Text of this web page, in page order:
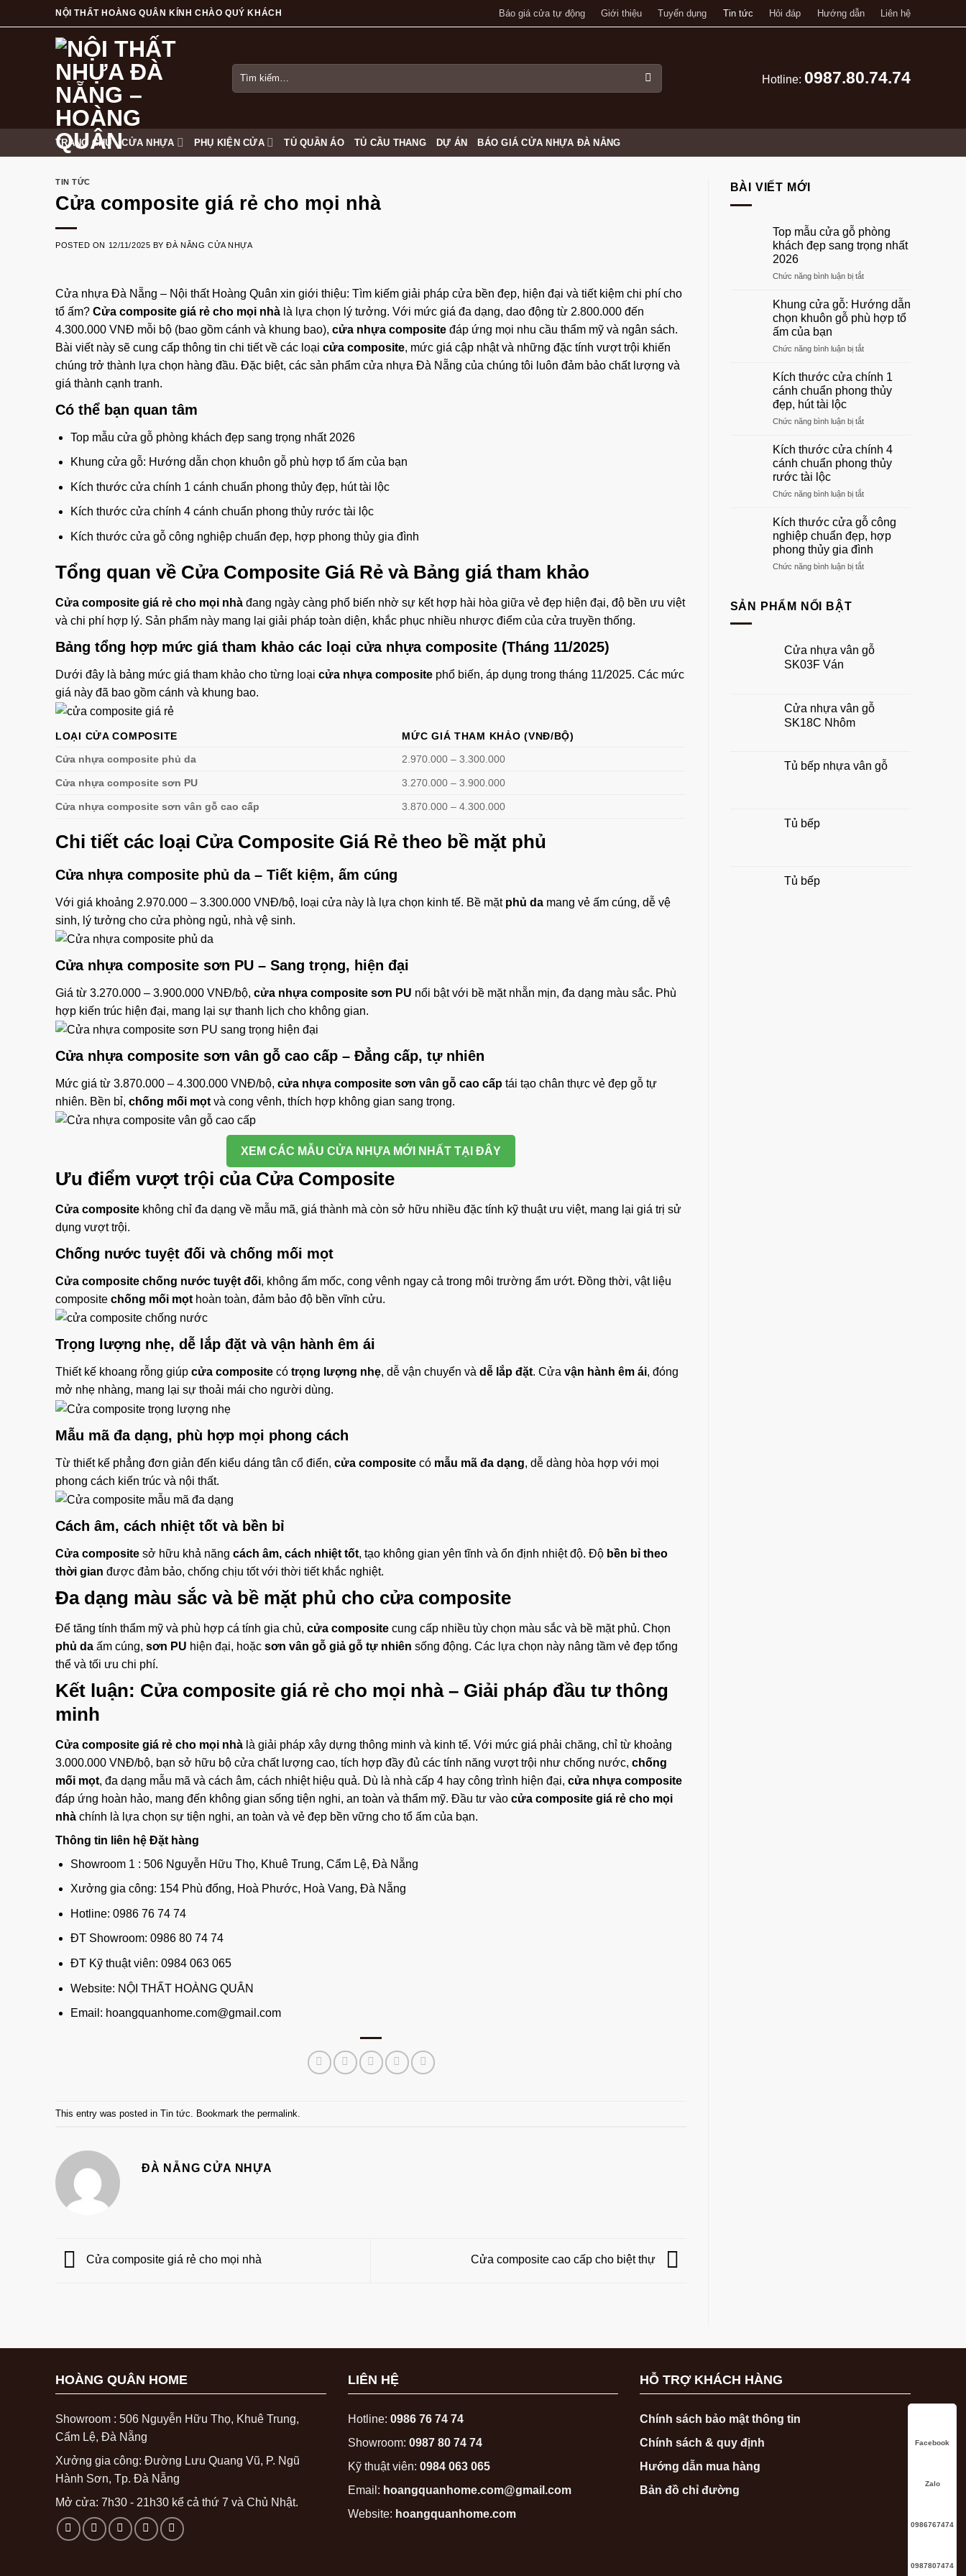
to
NỘI THẤT HOÀNG QUÂN KÍNH CHÀO QUÝ KHÁCH Báo giá cửa tự động Giới thiệu Tuyển dụng Tin tức Hỏi đáp Hướng dẫn Liên hệ
Tìm
kiếm:
Hotline: 0987.80.74.74
TRANG CHỦ CỬA NHỰA PHỤ KIỆN CỬA TỦ QUẦN ÁO TỦ CẦU THANG DỰ ÁN BÁO GIÁ CỬA NHỰA ĐÀ NẴNG
TIN TỨC
Cửa composite giá rẻ cho mọi nhà
POSTED ON 12/11/2025 BYĐÀ NẴNG CỬA NHỰA
Cửa nhựa Đà Nẵng – Nội thất Hoàng Quân xin giới thiệu: Tìm kiếm giải pháp cửa bền đẹp, hiện đại và tiết kiệm chi phí cho
tổ ấm? Cửa composite giá rẻ cho mọi nhà là lựa chọn lý tưởng. Với mức giá đa dạng, dao động từ 2.800.000 đến
4.300.000 VNĐ mỗi bộ (bao gồm cánh và khung bao), cửa nhựa composite đáp ứng mọi nhu cầu thẩm mỹ và ngân sách.
Bài viết này sẽ cung cấp thông tin chi tiết về các loại cửa composite, mức giá cập nhật và những đặc tính vượt trội khiến
chúng trở thành lựa chọn hàng đầu. Đặc biệt, các sản phẩm cửa nhựa Đà Nẵng của chúng tôi luôn đảm bảo chất lượng và
giá thành cạnh tranh.
Có thể bạn quan tâm
Top mẫu cửa gỗ phòng khách đẹp sang trọng nhất 2026
Khung cửa gỗ: Hướng dẫn chọn khuôn gỗ phù hợp tổ ấm của bạn
Kích thước cửa chính 1 cánh chuẩn phong thủy đẹp, hút tài lộc
Kích thước cửa chính 4 cánh chuẩn phong thủy rước tài lộc
Kích thước cửa gỗ công nghiệp chuẩn đẹp, hợp phong thủy gia đình
Tổng quan về Cửa Composite Giá Rẻ và Bảng giá tham khảo
Cửa composite giá rẻ cho mọi nhà đang ngày càng phổ biến nhờ sự kết hợp hài hòa giữa vẻ đẹp hiện đại, độ bền ưu việt
và chi phí hợp lý. Sản phẩm này mang lại giải pháp toàn diện, khắc phục nhiều nhược điểm của cửa truyền thống.
Bảng tổng hợp mức giá tham khảo các loại cửa nhựa composite (Tháng 11/2025)
Dưới đây là bảng mức giá tham khảo cho từng loại cửa nhựa composite phổ biến, áp dụng trong tháng 11/2025. Các mức
giá này đã bao gồm cánh và khung bao.
LOẠI CỬA COMPOSITE
MỨC GIÁ THAM KHẢO (VNĐ/BỘ)
Cửa nhựa composite phủ da
2.970.000 – 3.300.000
Cửa nhựa composite sơn PU 3.270.000 – 3.900.000
Cửa nhựa composite sơn vân gỗ cao cấp 3.870.000 – 4.300.000
Chi tiết các loại Cửa Composite Giá Rẻ theo bề mặt phủ
Cửa nhựa composite phủ da– Tiết kiệm, ấm cúng
Với giá khoảng 2.970.000 – 3.300.000 VNĐ/bộ, loại cửa này là lựa chọn kinh tế. Bề mặt phủ da mang vẻ ấm cúng, dễ vệ
sinh, lý tưởng cho cửa phòng ngủ, nhà vệ sinh.
Cửa nhựa composite sơn PU – Sang trọng, hiện đại
Giá từ 3.270.000 – 3.900.000 VNĐ/bộ, cửa nhựa composite sơn PU nổi bật với bề mặt nhẵn mịn, đa dạng màu sắc. Phù
hợp kiến trúc hiện đại, mang lại sự thanh lịch cho không gian.
Cửa nhựa composite sơn vân gỗ cao cấp – Đẳng cấp, tự nhiên
Mức giá từ 3.870.000 – 4.300.000 VNĐ/bộ, cửa nhựa composite sơn vân gỗ cao cấp tái tạo chân thực vẻ đẹp gỗ tự
nhiên. Bền bỉ, chống mối mọt và cong vênh, thích hợp không gian sang trọng.
XEM CÁC MẪU CỬA NHỰA MỚI NHẤT TẠI ĐÂY
Ưu điểm vượt trội của Cửa Composite
Cửa composite không chỉ đa dạng về mẫu mã, giá thành mà còn sở hữu nhiều đặc tính kỹ thuật ưu việt, mang lại giá trị sử
dụng vượt trội.
Chống nước tuyệt đối và chống mối mọt
Cửa composite chống nước tuyệt đối, không ẩm mốc, cong vênh ngay cả trong môi trường ẩm ướt. Đồng thời, vật liệu
composite chống mối mọt hoàn toàn, đảm bảo độ bền vĩnh cửu.
Trọng lượng nhẹ, dễ lắp đặt và vận hành êm ái
Thiết kế khoang rỗng giúp cửa composite có trọng lượng nhẹ, dễ vận chuyển và dễ lắp đặt. Cửa vận hành êm ái, đóng
mở nhẹ nhàng, mang lại sự thoải mái cho người dùng.
Mẫu mã đa dạng, phù hợp mọi phong cách
Từ thiết kế phẳng đơn giản đến kiểu dáng tân cổ điển, cửa composite có mẫu mã đa dạng, dễ dàng hòa hợp với mọi
phong cách kiến trúc và nội thất.
Cách âm, cách nhiệt tốt và bền bỉ
Cửa composite sở hữu khả năng cách âm, cách nhiệt tốt, tạo không gian yên tĩnh và ổn định nhiệt độ. Độ bền bỉ theo
thời gian được đảm bảo, chống chịu tốt với thời tiết khắc nghiệt.
Đa dạng màu sắc và bề mặt phủ cho cửa composite
Để tăng tính thẩm mỹ và phù hợp cá tính gia chủ, cửa composite cung cấp nhiều tùy chọn màu sắc và bề mặt phủ. Chọn
phủ da ấm cúng, sơn PU hiện đại, hoặc sơn vân gỗ giả gỗ tự nhiên sống động. Các lựa chọn này nâng tầm vẻ đẹp tổng
thể và tối ưu chi phí.
Kết luận: Cửa composite giá rẻ cho mọi nhà– Giải pháp đầu tư thông
minh
Cửa composite giá rẻ cho mọi nhà là giải pháp xây dựng thông minh và kinh tế. Với mức giá phải chăng, chỉ từ khoảng
3.000.000 VNĐ/bộ, bạn sở hữu bộ cửa chất lượng cao, tích hợp đầy đủ các tính năng vượt trội như chống nước, chống
mối mọt, đa dạng mẫu mã và cách âm, cách nhiệt hiệu quả. Dù là nhà cấp 4 hay công trình hiện đại, cửa nhựa composite
đáp ứng hoàn hảo, mang đến không gian sống tiện nghi, an toàn và thẩm mỹ. Đầu tư vào cửa composite giá rẻ cho mọi
nhà chính là lựa chọn sự tiện nghi, an toàn và vẻ đẹp bền vững cho tổ ấm của bạn.
Thông tin liên hệ Đặt hàng
Showroom 1 : 506 Nguyễn Hữu Thọ, Khuê Trung, Cẩm Lệ, Đà Nẵng
Xưởng gia công: 154 Phù đổng, Hoà Phước, Hoà Vang, Đà Nẵng
Hotline: 0986 76 74 74
ĐT Showroom: 0986 80 74 74
ĐT Kỹ thuật viên: 0984 063 065
Website: NỘI THẤT HOÀNG QUÂN
Email: hoangquanhome.com@gmail.com
This entry was posted in Tin tức . Bookmark the permalink
ĐÀ NẴNG CỬA NHỰA
Cửa composite giá rẻ cho mọi nhà Cửa composite cao cấp cho biệt thự
BÀI VIẾT MỚI
Top mẫu cửa gỗ phòng
khách đẹp sang trọng nhất
2026
Chức năng bình luận bị tắtở
mẫu
cửa
gỗ
khách
sang
trọng
nhất
Khung cửa gỗ: Hướng dẫn
chọn khuôn gỗ phù hợp tổ
ấm của bạn
Chức năng bình luận bị tắtở
cửa
Hướng
chọn
gỗ
phù
hợp
ấm
bạn
Kích thước cửa chính 1
cánh chuẩn phong thủy
đẹp, hút tài lộc
Chức năng bình luận bị tắtở
thước
cửa
chính
cánh
phong
thủy
đẹp,
hút
tài
Kích thước cửa chính 4
cánh chuẩn phong thủy
rước tài lộc
Chức năng bình luận bị tắtở
thước
cửa
chính
4
cánh
Kích thước cửa gỗ công
nghiệp chuẩn đẹp, hợp
phong thủy gia đình
Chức năng bình luận bị tắtở
chuẩn
thủy
gia
SẢN PHẨM NỔI BẬT
Cửa nhựa vân gỗ
SK03F Ván
Cửa nhựa vân gỗ
SK18C Nhôm
Tủ bếp nhựa vân gỗ
Tủ bếp
Tủ bếp
HOÀNG QUÂN HOME
Showroom : 506 Nguyễn Hữu Thọ, Khuê Trung,
Cẩm Lệ, Đà Nẵng
Xưởng gia công: Đường Lưu Quang Vũ, P. Ngũ
Hành Sơn, Tp. Đà Nẵng
Mở cửa: 7h30 - 21h30 kể cả thứ 7 và Chủ Nhật.
LIÊN HỆ
Hotline: 0986 76 74 74
Showroom: 0987 80 74 74
Kỹ thuật viên: 0984 063 065
Email: hoangquanhome.com@gmail.com
Website: hoangquanhome.com
HỖ TRỢ KHÁCH HÀNG
Chính sách bảo mật thông tin
Chính sách & quy định
Hướng dẫn mua hàng
Bản đồ chỉ đường
Facebook
Zalo
0986767474
0987807474